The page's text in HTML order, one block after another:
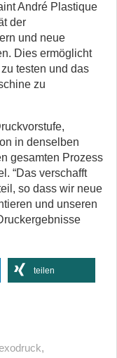
André Plastique
der
und neue
Dies ermöglicht
testen und das
zu
in denselben
gesamten Prozess
“Das verschafft
so dass wir neue
und unseren
teilen
,